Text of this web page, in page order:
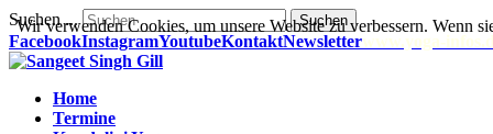
Suchen ... Suchen
FacebookInstagramYoutubeKontaktNewsletterwww.yoga-
Home
Termine
Wir verwenden Cookies, um unsere Website zu verbessern. Wenn